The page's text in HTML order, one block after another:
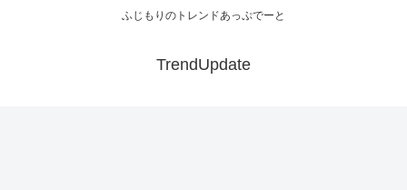
ふじもりのトレンドあっぷでーと
TrendUpdate